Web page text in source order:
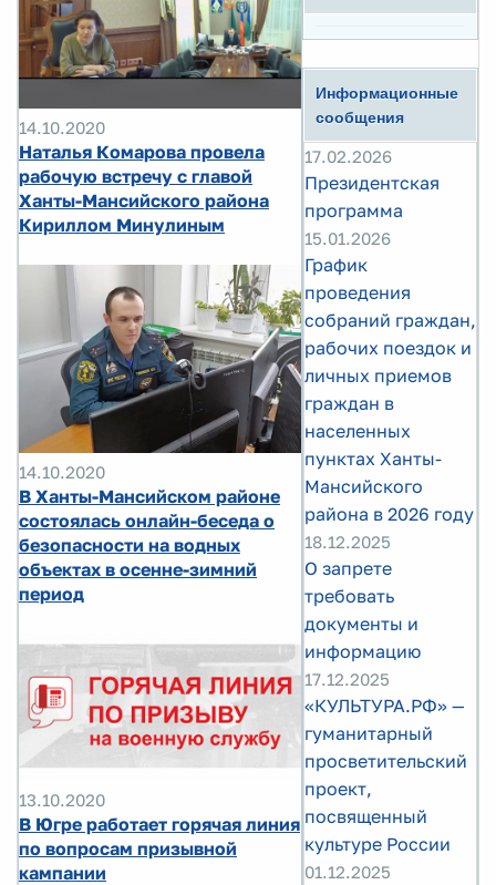
14.10.2020
Наталья Комарова провела
рабочую встречу с главой
Ханты-Мансийского района
Кириллом Минулиным
14.10.2020
В Ханты-Мансийском районе
состоялась онлайн-беседа о
безопасности на водных
объектах в осенне-зимний
период
13.10.2020
В Югре работает горячая линия
по вопросам призывной
кампании
Информационные
сообщения
17.02.2026
Президентская
программа
15.01.2026
График
проведения
собраний граждан,
рабочих поездок и
личных приемов
граждан в
населенных
пунктах Ханты-
Мансийского
района в 2026 году
18.12.2025
О запрете
требовать
документы и
информацию
17.12.2025
«КУЛЬТУРА.РФ» —
гуманитарный
просветительский
проект,
посвященный
культуре России
01.12.2025